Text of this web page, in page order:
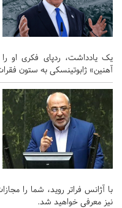
یک یادداشت، ردپای فکری او
آهنین» ژابوتینسکی به ستون
با آژانس فراتر روید، شما را
نیز معرفی خواهید شد.